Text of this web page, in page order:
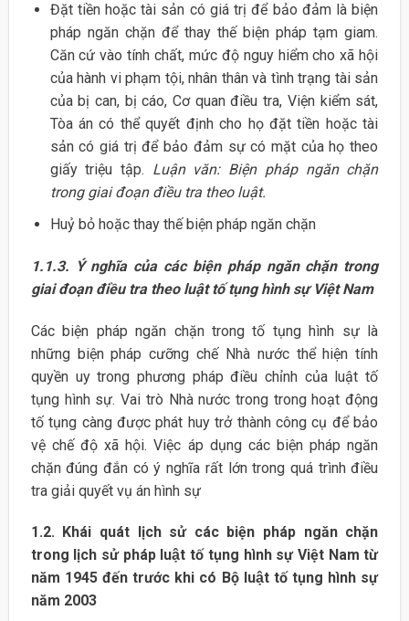
Đặt tiền hoặc tài sản có giá trị để bảo đảm là biện
pháp ngăn chặn để thay thế biện pháp tạm giam.
Căn cứ vào tính chất, mức độ nguy hiểm cho xã hội
của hành vi phạm tội, nhân thân và tình trạng tài sản
của bị can, bị cáo, Cơ quan điều tra, Viện kiểm sát,
Tòa án có thể quyết định cho họ đặt tiền hoặc tài
sản có giá trị để bảo đảm sự có mặt của họ theo
giấy triệu tập. Luận văn: Biện pháp ngăn chặn
trong giai đoạn điều tra theo luật.
Huỷ bỏ hoặc thay thế biện pháp ngăn chặn
1.1.3. Ý nghĩa của các biện pháp ngăn chặn trong
giai đoạn điều tra theo luật tố tụng hình sự Việt Nam
Các biện pháp ngăn chặn trong tố tụng hình sự là
những biện pháp cưỡng chế Nhà nước thể hiện tính
quyền uy trong phương pháp điều chỉnh của luật tố
tụng hình sự. Vai trò Nhà nước trong trong hoạt động
tố tụng càng được phát huy trở thành công cụ để bảo
vệ chế độ xã hội. Việc áp dụng các biện pháp ngăn
chặn đúng đắn có ý nghĩa rất lớn trong quá trình điều
tra giải quyết vụ án hình sự
1.2. Khái quát lịch sử các biện pháp ngăn chặn
trong lịch sử pháp luật tố tụng hình sự Việt Nam từ
năm 1945 đến trước khi có Bộ luật tố tụng hình sự
năm 2003